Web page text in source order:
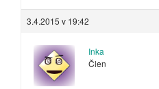
3.4.2015 v 19:42
Inka
Člen